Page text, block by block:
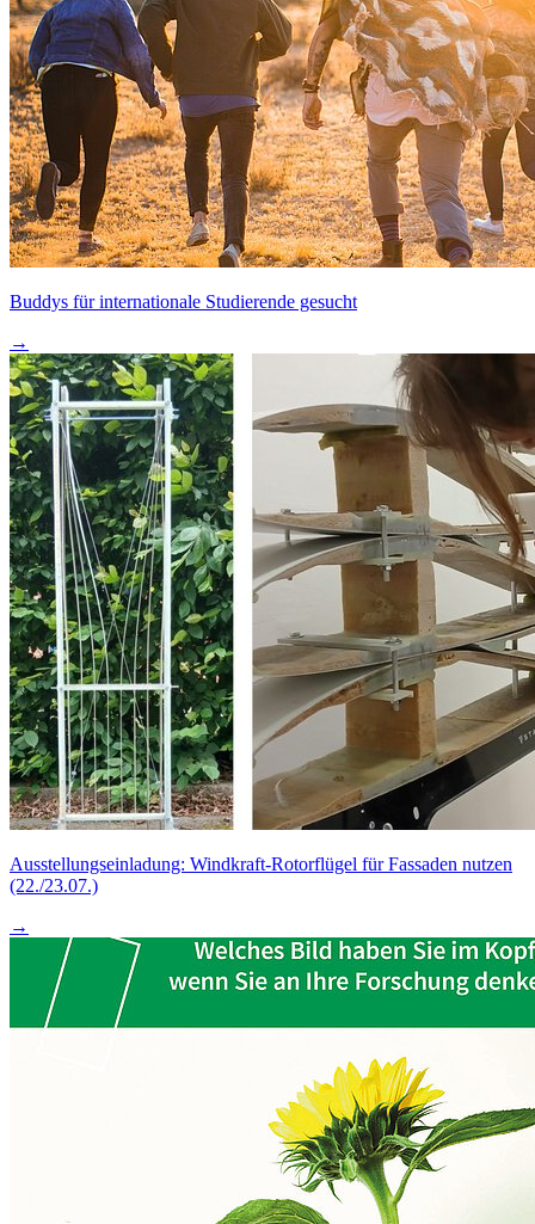
Buddys für internationale Studierende gesucht
→
Ausstellungseinladung: Windkraft-Rotorflügel für Fassaden nutzen
(22./23.07.)
→